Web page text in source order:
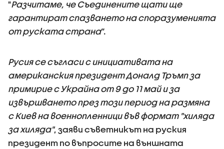
"Разчитаме, че Съединените щати ще
гарантират спазването на споразуменията
от руската страна“.
Русия се съгласи с инициативата на
американския президент Доналд Тръмп за
примирие с Украйна от 9 до 11 май и за
извършването през този период на размяна
с Киев на военнопленници във формат "хиляда
за хиляда", заяви съветникът на руския
президент по въпросите на външната